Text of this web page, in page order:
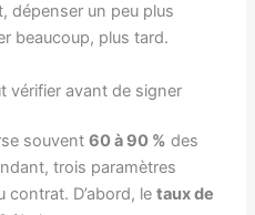
dépenser un peu plus
beaucoup, plus tard.
vérifier avant de signer
souvent60 à 90 % des
trois paramètres
contrat. D’abord, letaux de